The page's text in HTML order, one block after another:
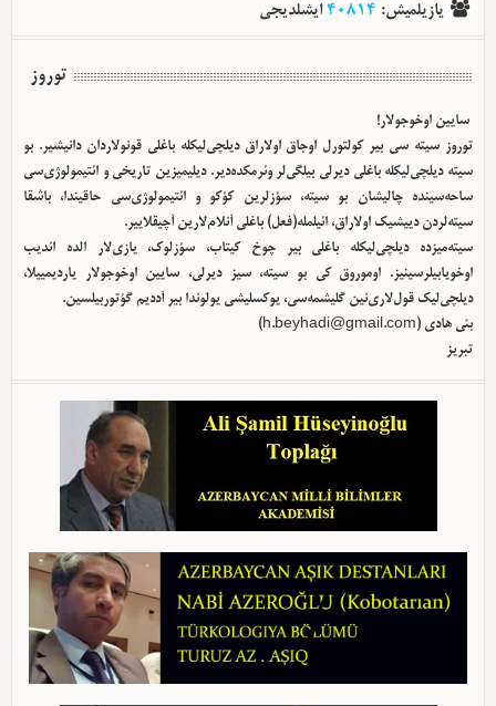
یازیلمیش:
40814ایشلدیجی
توروز
سایین اوخوجولار!
توروز سیته سی بیر کولتورل اوجاق اولا‌راق دیلچی‌لیکله باغلی قونولاردان دانیشیر. بو
سیته دیلچی‌لیکله باغلی دیرلی بیلگی‌لر وئرمکده‌دیر. دیلیمیزین تاریخی و ائتیمولوژی‌سی
ساحه‌سینده چالیشان بو سیته، سؤزلرین کؤکو و ائتیمولوژی‌سی حاقیندا، باشقا
سیته‌لردن دییشیک اولا‌راق، ائیلمله(فعل) باغلی آنلام‌لارین آچیقلاییر.
سیته‌میزده دیلچی‌لیکله باغلی بیر چوخ کیتاب، سؤزلوک، یازی‌لار الده ائدیب
اوخویابیلرسینیز. اوموروق کی بو سیته، سیز دیرلی، سایین اوخوجولار یاردیمییلا،
دیلچی‌لیک قول‌لاری‌نین گلیشمه‌سی، یوکسلیشی یولوندا بیر آددیم گؤتوربیلسین.
بئی هادی (h.beyhadi@gmail.com
)
تبریز